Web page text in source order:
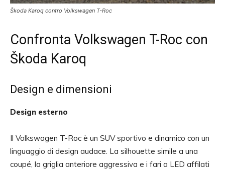
Škoda Karoq contro Volkswagen T-Roc
Confronta Volkswagen T-Roc con
Škoda Karoq
Design e dimensioni
Design esterno
Il Volkswagen T-Roc è un SUV sportivo e dinamico con un
linguaggio di design audace. La silhouette simile a una
coupé, la griglia anteriore aggressiva e i fari a LED affilati